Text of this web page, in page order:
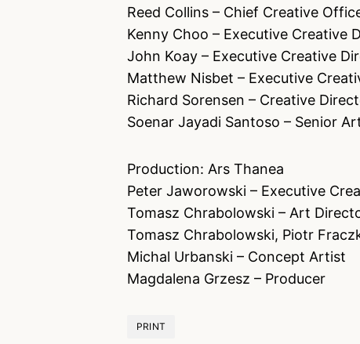
Reed Collins – Chief Creative
Kenny Choo – Executive Creative
John Koay – Executive Creative
Matthew Nisbet – Executive
Richard Sorensen – Creative
Soenar Jayadi Santoso – Senior
Production: Ars Thanea
Peter Jaworowski – Executive
Tomasz Chrabolowski – Art
Tomasz Chrabolowski, Piotr
Michal Urbanski – Concept Artist
Magdalena Grzesz – Producer
PRINT